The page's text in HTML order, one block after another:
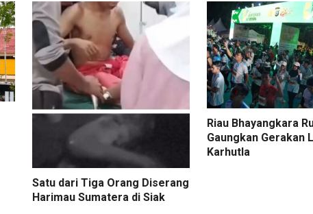
Satu dari Tiga Orang Diserang
Harimau Sumatera di Siak
Riau Bhayangkara
Gaungkan Gerakan
Karhutla